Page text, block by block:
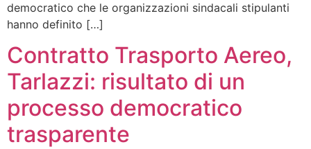
democratico che le organizzazioni sindacali stipulanti
hanno definito […]
Contratto Trasporto Aereo,
Tarlazzi: risultato di un
processo democratico
trasparente